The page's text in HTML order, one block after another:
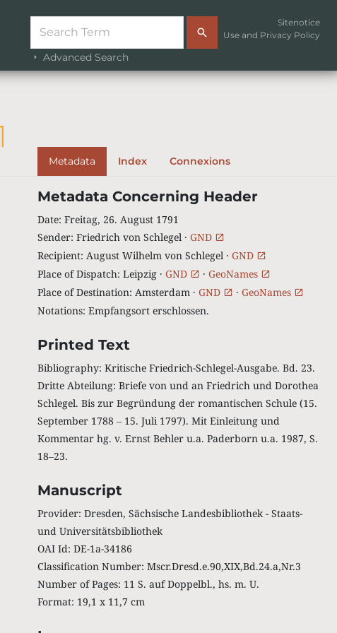
Advanced Search
Sitenotice
Use and Privacy Policy
Metadata Index Connexions
Metadata Concerning Header
Date: Freitag, 26. August 1791
Sender: Friedrich von Schlegel · GND
Recipient: August Wilhelm von Schlegel · GND
Place of Dispatch: Leipzig · GND · GeoNames
Place of Destination: Amsterdam · GND · GeoNames
Notations: Empfangsort erschlossen.
Printed Text
Bibliography: Kritische Friedrich-Schlegel-Ausgabe. Bd. 23.
Dritte Abteilung: Briefe von und an Friedrich und Dorothea
Schlegel. Bis zur Begründung der romantischen Schule (15.
September 1788 ‒ 15. Juli 1797). Mit Einleitung und
Kommentar hg. v. Ernst Behler u.a. Paderborn u.a. 1987, S.
18‒23.
Manuscript
Provider: Dresden, Sächsische Landesbibliothek - Staats-
und Universitätsbibliothek
OAI Id: DE-1a-34186
Classification Number: Mscr.Dresd.e.90,XIX,Bd.24.a,Nr.3
Number of Pages: 11 S. auf Doppelbl., hs. m. U.
Format: 19,1 x 11,7 cm